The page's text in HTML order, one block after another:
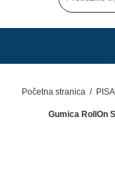
Početna stranica /
Gumica RollOn